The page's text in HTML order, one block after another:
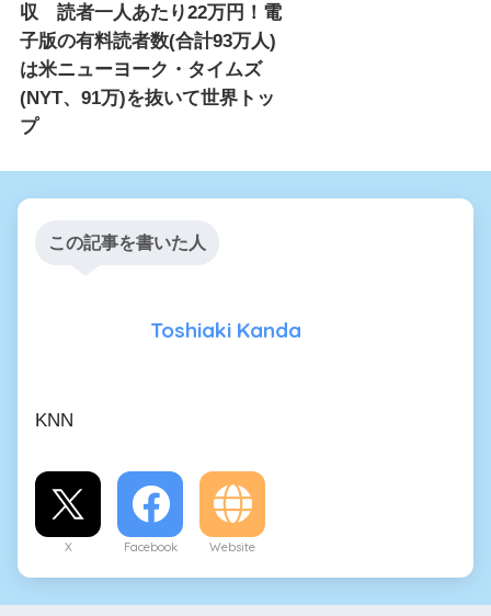
収 読者一人あたり22万円！電
子版の有料読者数(合計93万人)
は米ニューヨーク・タイムズ
(NYT、91万)を抜いて世界トッ
プ
この記事を書いた人
Toshiaki Kanda
KNN
X Facebook Website